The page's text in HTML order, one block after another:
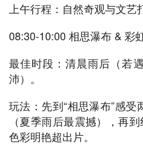
上午行程：自然奇观与文艺
08:30-10:00 相思瀑布 & 彩
最佳时段：清晨雨后（若
沛）。
玩法：先到“相思瀑布”感
（夏季雨后最震撼），再
色彩明艳超出片。